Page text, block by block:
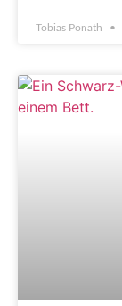
Tobias Ponath